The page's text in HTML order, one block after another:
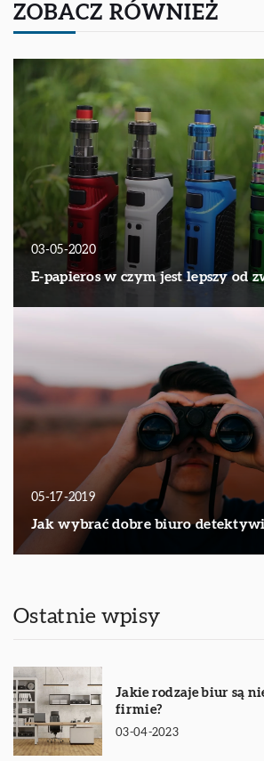
ZOBACZ RÓWNIEŻ
03-05-2020
E-papieros w czym jest lepszy od
05-17-2019
Jak wybrać dobre biuro
Ostatnie wpisy
Jakie rodzaje biur są
firmie?
03-04-2023